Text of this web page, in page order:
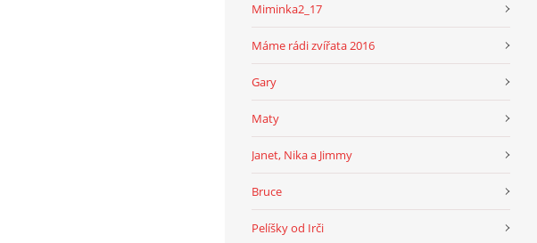
Miminka2_17
Máme rádi zvířata 2016
Gary
Maty
Janet, Nika a Jimmy
Bruce
Pelíšky od Irči